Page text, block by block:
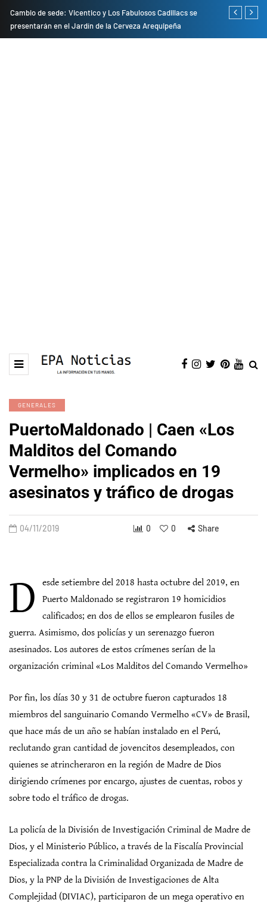
Cambio de sede: Vicentico y Los Fabulosos Cadillacs se
presentarán en el Jardín de la Cerveza Arequipeña
Empresas
GENERALES
PuertoMaldonado | Caen «Los
Malditos del Comando
Vermelho» implicados en 19
asesinatos y tráfico de drogas
04/11/2019 0 0 Share
D
esde setiembre del 2018 hasta octubre del 2019, en
Puerto Maldonado se registraron 19 homicidios
calificados; en dos de ellos se emplearon fusiles de
guerra. Asimismo, dos policías y un serenazgo fueron
asesinados. Los autores de estos crímenes serían de la
organización criminal «Los Malditos del Comando Vermelho»
Por fin, los días 30 y 31 de octubre fueron capturados 18
miembros del sanguinario Comando Vermelho «CV» de Brasil,
que hace más de un año se habían instalado en el Perú,
reclutando gran cantidad de jovencitos desempleados, con
quienes se atrincheraron en la región de Madre de Dios
dirigiendo crímenes por encargo, ajustes de cuentas, robos y
sobre todo el tráfico de drogas.
La policía de la División de Investigación Criminal de Madre de
Dios, y el Ministerio Público, a través de la Fiscalía Provincial
Especializada contra la Criminalidad Organizada de Madre de
Dios, y la PNP de la División de Investigaciones de Alta
Complejidad (DIVIAC), participaron de un mega operativo en